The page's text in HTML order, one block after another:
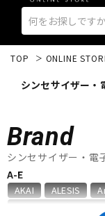
エレキギター
ベース
TOP ONLINE
シンセサイザー・
Brand
シンセサイザー・電
A-E
AKAI ALESIS